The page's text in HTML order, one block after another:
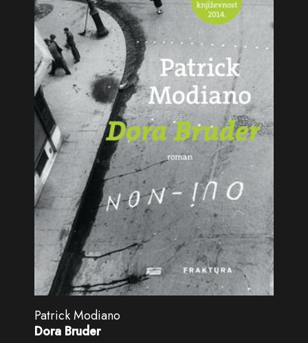
Patrick Modiano
Dora Bruder